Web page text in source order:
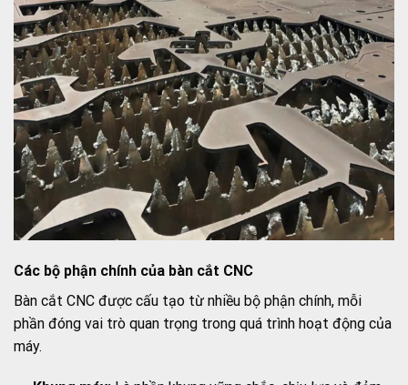
Các bộ phận chính của bàn cắt CNC
Bàn cắt CNC được cấu tạo từ nhiều bộ phận chính, mỗi
phần đóng vai trò quan trọng trong quá trình hoạt động của
máy.